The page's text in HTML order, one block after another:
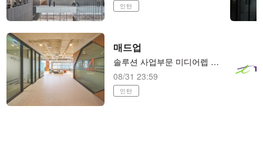
인턴
매드업
솔루션 사업부문 미디어렙 본부 세일즈팀 LEVER Xpert(B2B SaaS) 세일즈 매니저 (전환형 인턴)
08/31 23:59
인턴